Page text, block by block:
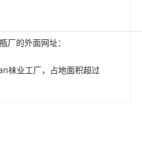
厂的外面网址：
袜业工厂，占地面积超过